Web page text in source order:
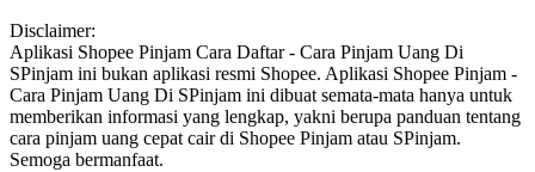
Disclaimer:
Aplikasi Shopee Pinjam Cara Daftar - Cara Pinjam Uang Di
SPinjam ini bukan aplikasi resmi Shopee. Aplikasi Shopee Pinjam -
Cara Pinjam Uang Di SPinjam ini dibuat semata-mata hanya untuk
memberikan informasi yang lengkap, yakni berupa panduan tentang
cara pinjam uang cepat cair di Shopee Pinjam atau SPinjam.
Semoga bermanfaat.